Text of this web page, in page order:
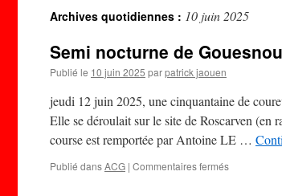
Archives quotidiennes : 10 juin 2025
Semi nocturne de
Publié le 10 juin 2025 parpatrick jaouen
jeudi 12 juin 2025, une cinquantaine de
Elle se déroulait sur le site de Roscarven (en
course est remportée par Antoine LE …
Publié dansACG | Commentaires ferméssur